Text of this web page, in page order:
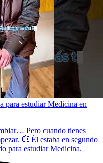
para estudiar Medicina en
Pero cuando tienes
💥 Él estaba en segundo
para estudiar Medicina.